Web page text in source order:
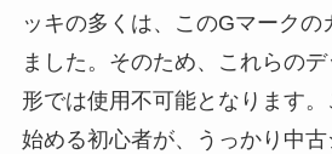
ッキの多くは、このGマークの
ました。そのため、これらの
形では使用不可能となります
始める初心者が、うっかり中